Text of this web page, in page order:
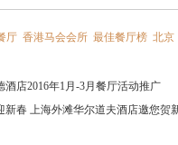
厅 香港马会会所 最佳餐厅榜 北京
酒店2016年1月-3月餐厅活动推广
新春 上海外滩华尔道夫酒店邀您贺